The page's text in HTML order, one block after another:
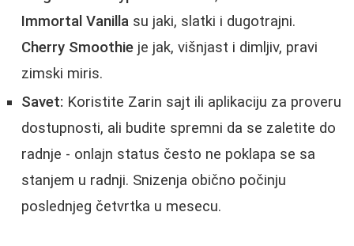
Immortal Vanilla su jaki, slatki i dugotrajni.
Cherry Smoothie je jak, višnjast i dimljiv, pravi
zimski miris.
Savet: Koristite Zarin sajt ili aplikaciju za proveru
dostupnosti, ali budite spremni da se zaletite do
radnje - onlajn status često ne poklapa se sa
stanjem u radnji. Snizenja obično počinju
poslednjeg četvrtka u mesecu.